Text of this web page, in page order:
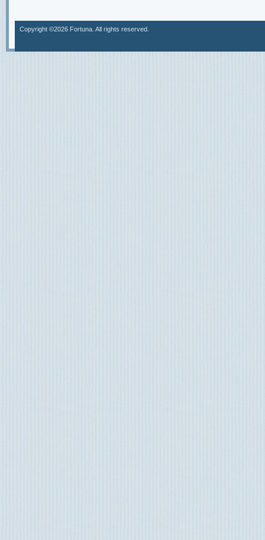
Copyright ©2026 Fortuna. All rights reserved.